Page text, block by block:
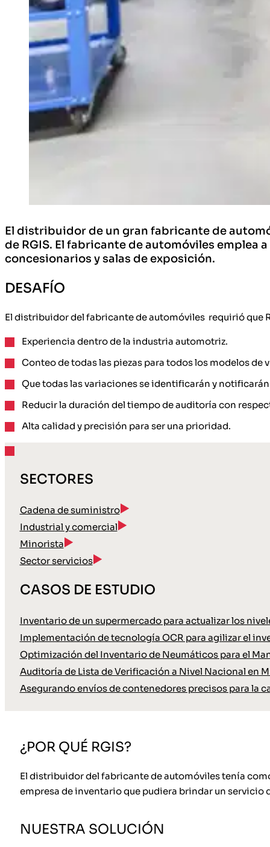
El distribuidor de un gran fabricante de
de RGIS. El fabricante de automóviles emplea
concesionarios y salas de exposición.
DESAFÍO
El distribuidor del fabricante de automóviles requirió que
Experiencia dentro de la industria automotriz.
Conteo de todas las piezas para todos los modelos
Que todas las variaciones se identificarán y
Reducir la duración del tiempo de auditoría con
Alta calidad y precisión para ser una prioridad.
SECTORES
Cadena de suministro
Industrial y comercial
Minorista
Sector servicios
CASOS DE ESTUDIO
Inventario de un supermercado para actualizar los
Implementación de tecnología OCR para agilizar el
Optimización del Inventario de Neumáticos para el
Auditoría de Lista de Verificación a Nivel Nacional en
Asegurando envíos de contenedores precisos para la
¿POR QUÉ RGIS?
El distribuidor del fabricante de automóviles tenía
empresa de inventario que pudiera brindar un servicio
NUESTRA SOLUCIÓN